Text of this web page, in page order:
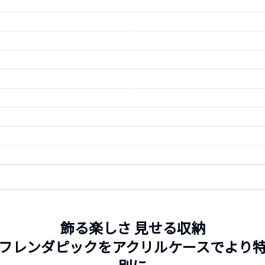
飾る楽しさ 見せる収納
レンダピックをアクリルケースでより